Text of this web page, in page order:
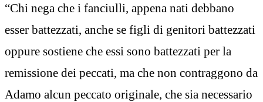
“Chi nega che i fanciulli, appena nati debbano
esser battezzati, anche se figli di genitori battezzati
oppure sostiene che essi sono battezzati per la
remissione dei peccati, ma che non contraggono da
Adamo alcun peccato originale, che sia necessario